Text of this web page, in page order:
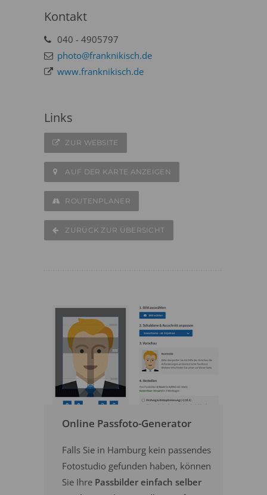
Kontakt
040 - 4905797
photo@franknikisch.de
www.franknikisch.de
Links
ZUR WEBSITE
AUF DER KARTE ANZEIGEN
ROUTENPLANER
ZURÜCK ZUR ÜBERSICHT
Online Passfoto-Generator
Falls Sie in Hamburg kein passendes
Fotostudio gefunden haben, können
Sie Ihre Passbilder einfach selber